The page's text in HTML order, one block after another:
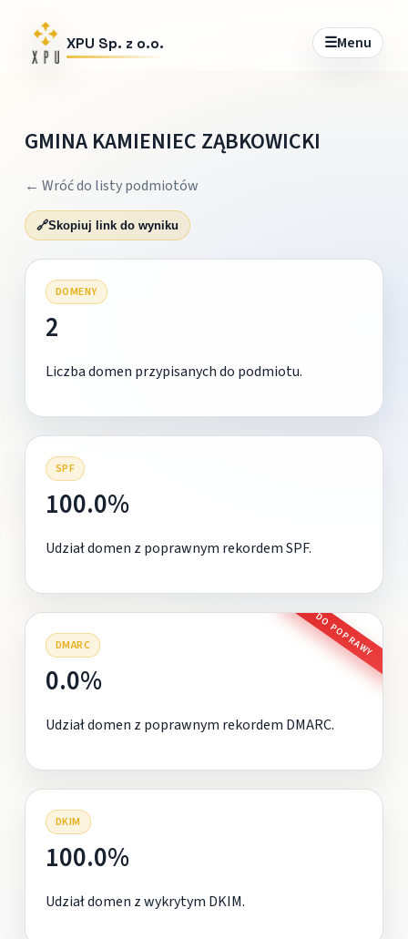
XPU Sp. z o.o. ☰Menu
GMINA KAMIENIEC ZĄBKOWICKI
← Wróć do listy podmiotów
🔗Skopiuj link do wyniku
DOMENY
2
Liczba domen przypisanych do podmiotu.
SPF
100.0%
Udział domen z poprawnym rekordem SPF.
DMARC DO POPRAWY
0.0%
Udział domen z poprawnym rekordem DMARC.
DKIM
100.0%
Udział domen z wykrytym DKIM.